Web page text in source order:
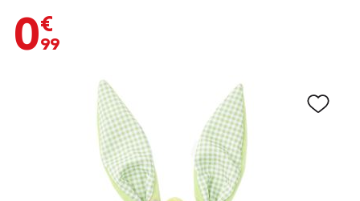
0,99 €